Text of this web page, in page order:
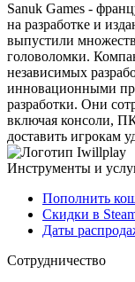
Sanuk Games -
на разработке и
выпустили
головоломки.
независимых
инновационными
разработки. Они
включая консоли,
доставить игрокам
Инструменты и
Пополнить
Скидки в
Даты
Сотрудничество